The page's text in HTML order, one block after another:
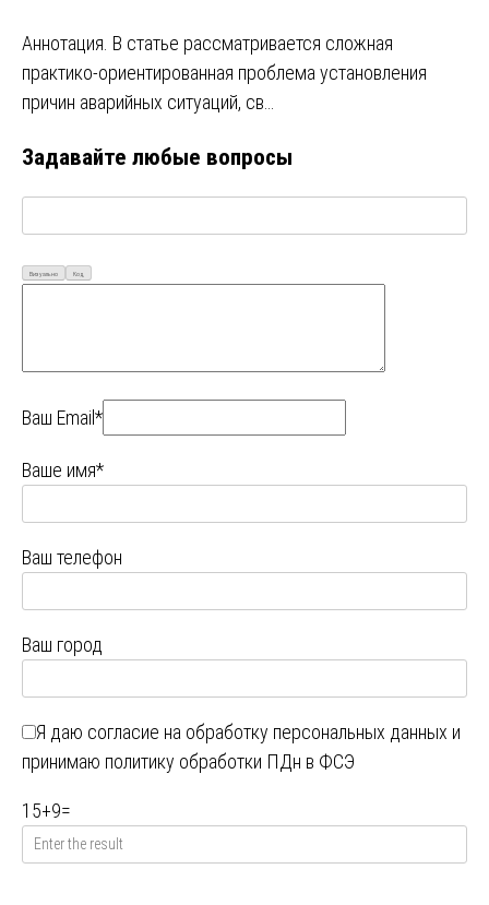
Аннотация. В статье рассматривается сложная
практико-ориентированная проблема установления
причин аварийных ситуаций, св…
Задавайте любые вопросы
Визуально Код
Ваш Email*
Ваше имя*
Ваш телефон
Ваш город
Я даю согласие на обработку персональных данных и
принимаю политику обработки ПДн в ФСЭ
15+9=